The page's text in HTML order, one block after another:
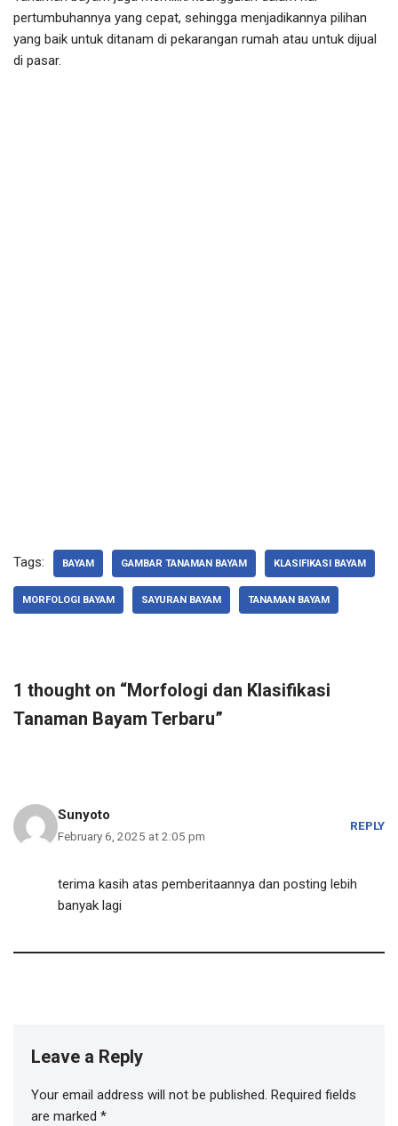
pertumbuhannya yang cepat, sehingga menjadikannya pilihan
yang baik untuk ditanam di pekarangan rumah atau untuk dijual
di pasar.
Tags: BAYAM GAMBAR TANAMAN BAYAM KLASIFIKASI BAYAM
MORFOLOGI BAYAM SAYURAN BAYAM TANAMAN BAYAM
1 thought on “Morfologi dan Klasifikasi
Tanaman Bayam Terbaru”
Sunyoto
February 6, 2025 at 2:05 pm
REPLY
terima kasih atas pemberitaannya dan posting lebih
banyak lagi
Leave a Reply
Your email address will not be published. Required fields
are marked *